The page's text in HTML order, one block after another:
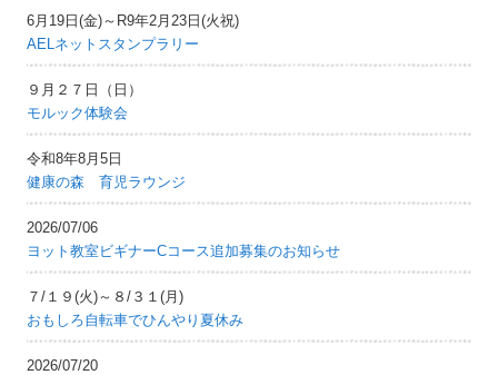
6月19日(金)～R9年2月23日(火祝)
AELネットスタンプラリー
９月２７日（日）
モルック体験会
令和8年8月5日
健康の森 育児ラウンジ
2026/07/06
ヨット教室ビギナーCコース追加募集のお知らせ
７/１９(火)～８/３１(月)
おもしろ自転車でひんやり夏休み
2026/07/20